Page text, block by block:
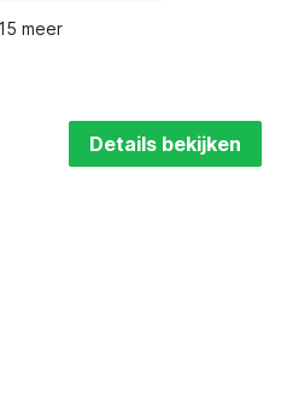
15 meer
Details bekijken